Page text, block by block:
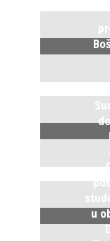
u